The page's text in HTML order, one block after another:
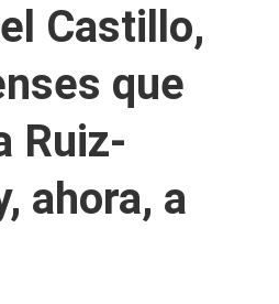
Castillo,
que
Ruiz-
ahora, a